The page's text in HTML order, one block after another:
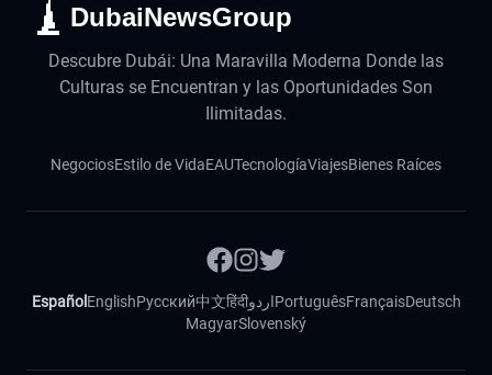
DubaiNewsGroup
Descubre Dubái: Una Maravilla Moderna Donde las
Culturas se Encuentran y las Oportunidades Son
Ilimitadas.
NegociosEstilo de VidaEAUTecnologíaViajesBienes Raíces
Español EnglishРусский中文हिंदीاردوPortuguêsFrançaisDeutsch
MagyarSlovenský